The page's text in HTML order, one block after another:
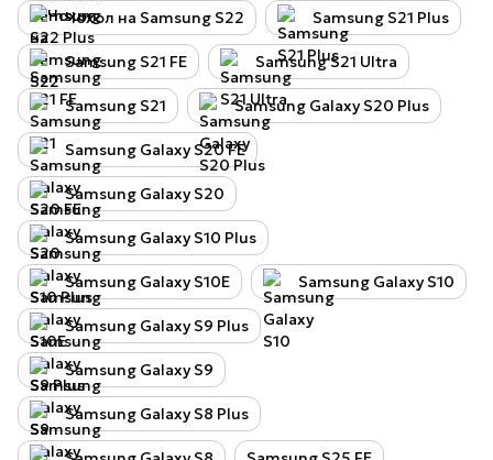
Чохол на Samsung S22 Samsung S21 Plus
Samsung S21 FE Samsung S21 Ultra
Samsung S21 Samsung Galaxy S20 Plus
Samsung Galaxy S20 FE
Samsung Galaxy S20
Samsung Galaxy S10 Plus
Samsung Galaxy S10E Samsung Galaxy S10
Samsung Galaxy S9 Plus
Samsung Galaxy S9
Samsung Galaxy S8 Plus